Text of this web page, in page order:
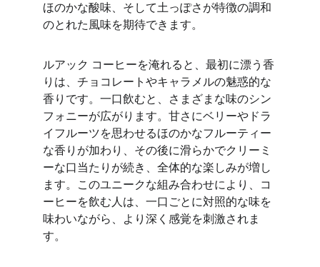
ほのかな酸味、そして土っぽさが特徴の調和
のとれた風味を期待できます。
ルアック コーヒーを淹れると、最初に漂う香
りは、チョコレートやキャラメルの魅惑的な
香りです。一口飲むと、さまざまな味のシン
フォニーが広がります。甘さにベリーやドラ
イフルーツを思わせるほのかなフルーティー
な香りが加わり、その後に滑らかでクリーミ
ーな口当たりが続き、全体的な楽しみが増し
ます。このユニークな組み合わせにより、コ
ーヒーを飲む人は、一口ごとに対照的な味を
味わいながら、より深く感覚を刺激されま
す。